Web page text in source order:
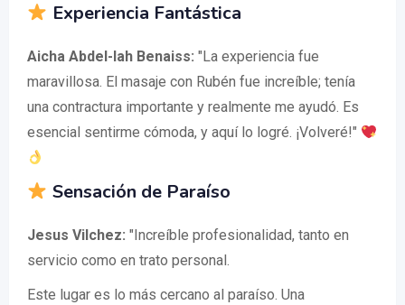
Experiencia Fantástica
Aicha Abdel-lah Benaiss: "La experiencia fue
maravillosa. El masaje con Rubén fue increíble; tenía
una contractura importante y realmente me ayudó. Es
esencial sentirme cómoda, y aquí lo logré. ¡Volveré!"
Sensación de Paraíso
Jesus Vilchez: "Increíble profesionalidad, tanto en
servicio como en trato personal.
Este lugar es lo más cercano al paraíso. Una